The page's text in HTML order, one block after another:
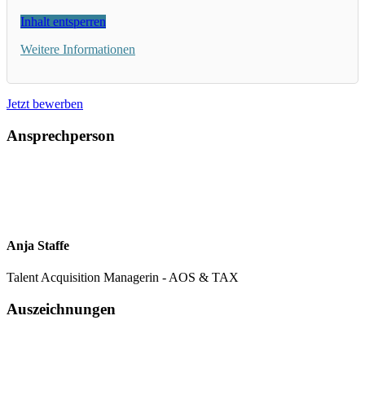
Inhalt entsperren
Weitere Informationen
Jetzt bewerben
Ansprechperson
Anja Staffe
Talent Acquisition Managerin - AOS & TAX
Auszeichnungen